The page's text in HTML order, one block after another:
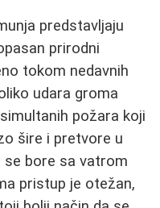
predstavljaju
prirodni
tokom nedavnih
udara groma
požara koji
šire i pretvore u
bore sa vatrom
pristup je otežan,